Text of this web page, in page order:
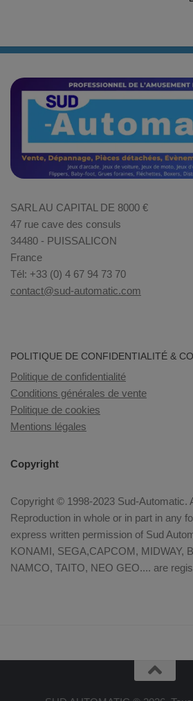
SARL AU CAPITAL DE 8000 €
47 rue cave des consuls
34480 - PUISSALICON
France
Tél: +33 (0) 4 67 94 73 70
contact@sud-automatic.com
POLITIQUE DE CONFIDENTIALITÉ &
Politique de confidentialité
Conditions générales de vente
Politique de cookies
Mentions légales
Copyright
Copyright © 1998-2023 Sud-Automatic.
Reproduction in whole or in part in any
express written permission of Sud
KONAMI, SEGA,CAPCOM, MIDWAY,
NAMCO, TAITO, NEO GEO.... are